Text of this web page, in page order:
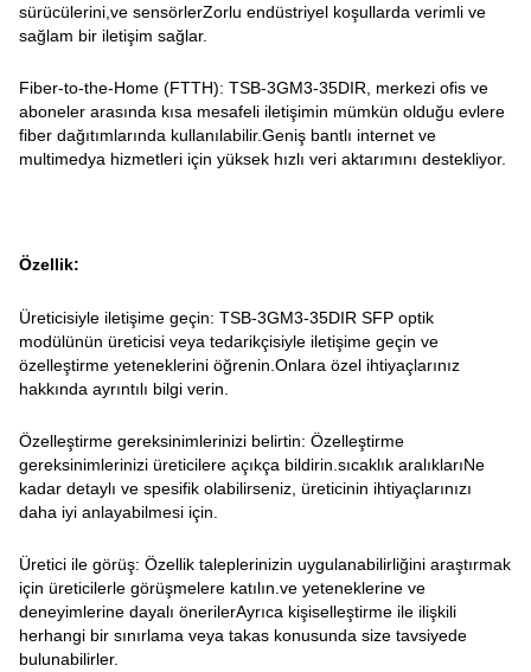
sürücülerini,ve sensörlerZorlu endüstriyel koşullarda verimli ve
sağlam bir iletişim sağlar.
Fiber-to-the-Home (FTTH): TSB-3GM3-35DIR, merkezi ofis ve
aboneler arasında kısa mesafeli iletişimin mümkün olduğu evlere
fiber dağıtımlarında kullanılabilir.Geniş bantlı internet ve
multimedya hizmetleri için yüksek hızlı veri aktarımını destekliyor.
Özellik:
Üreticisiyle iletişime geçin: TSB-3GM3-35DIR SFP optik
modülünün üreticisi veya tedarikçisiyle iletişime geçin ve
özelleştirme yeteneklerini öğrenin.Onlara özel ihtiyaçlarınız
hakkında ayrıntılı bilgi verin.
Özelleştirme gereksinimlerinizi belirtin: Özelleştirme
gereksinimlerinizi üreticilere açıkça bildirin.sıcaklık aralıklarıNe
kadar detaylı ve spesifik olabilirseniz, üreticinin ihtiyaçlarınızı
daha iyi anlayabilmesi için.
Üretici ile görüş: Özellik taleplerinizin uygulanabilirliğini araştırmak
için üreticilerle görüşmelere katılın.ve yeteneklerine ve
deneyimlerine dayalı önerilerAyrıca kişiselleştirme ile ilişkili
herhangi bir sınırlama veya takas konusunda size tavsiyede
bulunabilirler.